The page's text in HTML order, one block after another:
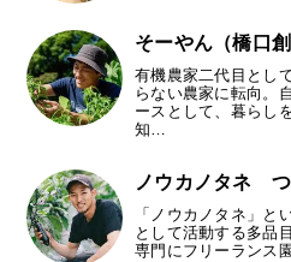
そーやん（橋口創
有機農家二代目とし
らない農家に転向。
ースとして、暮らし
知…
ノウカノタネ
「ノウカノタネ」と
として活動する多品
専門にフリーランス